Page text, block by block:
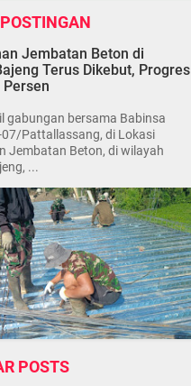
Jembatan Beton di
Terus Dikebut, Progres
Persen
gabungan bersama Babinsa
Pattallassang, di Lokasi
Jembatan Beton, di wilayah
...
POSTS